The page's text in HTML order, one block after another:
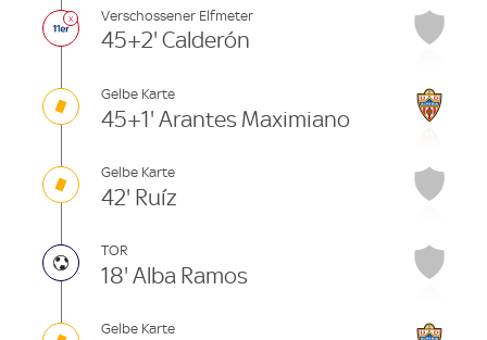
Verschossener Elfmeter
45+2' Calderón
Gelbe Karte
45+1' Arantes Maximiano
Gelbe Karte
42' Ruíz
TOR
18' Alba Ramos
Gelbe Karte